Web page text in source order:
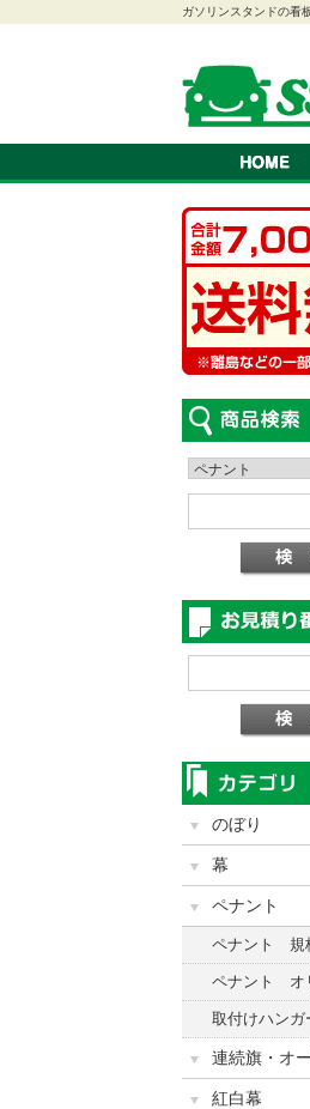
ガソリンスタンドの看
のぼり
幕
ペナント
ペナント 規
ペナント オ
取付けハンガ
連続旗・オ
紅白幕